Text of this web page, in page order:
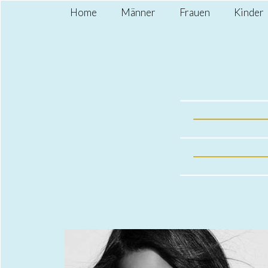
Home Männer Frauen Kinder